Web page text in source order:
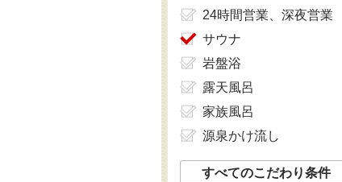
24時間営業、深夜営業
サウナ
岩盤浴
露天風呂
家族風呂
源泉かけ流し
すべてのこだわり条件